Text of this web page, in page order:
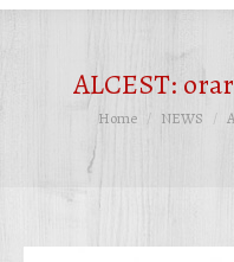
ALCEST:
Tu sei qui:
Home NEWS